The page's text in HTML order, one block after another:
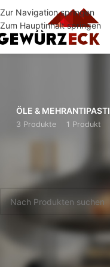
Zur Navigation springen
Zum Hauptinhalt springen
ÖLE & MEHR
3 Produkte
ANTIPASTI
1 Produkt
PRODUKTSUCHE
KATEGORIEN